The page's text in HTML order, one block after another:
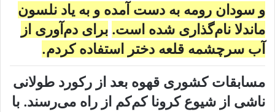
و سودان رومه به دست آمده و به یاد نلسون
ماندلا نام‌گذاری شده است. برای دم‌آوری از
آب سرچشمه قلعه دختر استفاده کردم.
مسابقات کشوری قهوه بعد از رکورد طولانی
ناشی از شیوع کرونا کم‌کم از راه می‌رسند. با